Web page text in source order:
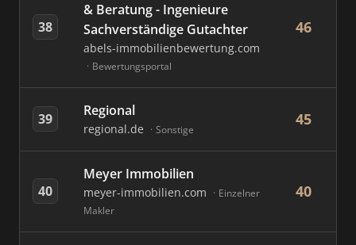
38
& Beratung - Ingenieure
Sachverständige Gutachter
abels-immobilienbewertung.com
Bewertungsportal
46
39 Regional
regional.de Sonstige
45
40
Meyer Immobilien
meyer-immobilien.com
Einzelner
Makler
40